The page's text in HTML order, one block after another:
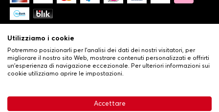
Condizioni generali di vendita•
Politica sulla privacy e sui cookie•Livraison
Utilizziamo i cookie
Potremmo posizionarli per l'analisi dei dati dei nostri visitatori, per
migliorare il nostro sito Web, mostrare contenuti personalizzati e offrirti
un'esperienza di navigazione eccezionale. Per ulteriori informazioni sui
cookie utilizziamo aprire le impostazioni.
Accettare